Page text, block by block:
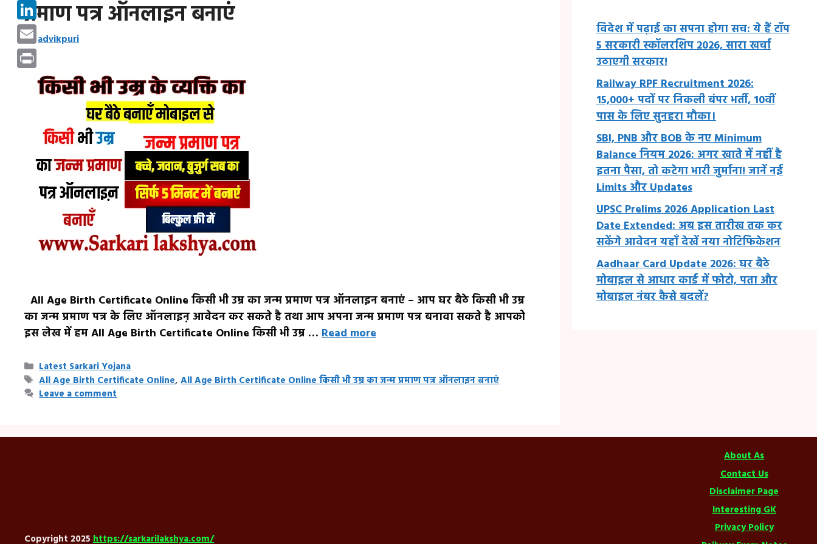
प्रमाण पत्र ऑनलाइन बनाएं
byadvikpuri
All Age Birth Certificate Online किसी भी उम्र का जन्म प्रमाण पत्र ऑनलाइन बनाएं – आप घर बैठे किसी भी उम्र
का जन्म प्रमाण पत्र के लिए ऑनलाइऩ आवेदन कर सकते है तथा आप अपना जन्म प्रमाण पत्र बनावा सकते है आपको
इस लेख में हम All Age Birth Certificate Online किसी भी उम्र … Read more
Categories
Latest Sarkari Yojana
Tags
All Age Birth Certificate Online,All Age Birth Certificate Online किसी भी उम्र का जन्म प्रमाण पत्र ऑनलाइन बनाएं
Leave a comment
विदेश में पढ़ाई का सपना होगा सच: ये हैं टॉप
5 सरकारी स्कॉलरशिप 2026, सारा खर्चा
उठाएगी सरकार!
Railway RPF Recruitment 2026:
15,000+ पदों पर निकली बंपर भर्ती, 10वीं
पास के लिए सुनहरा मौका।
SBI, PNB और BOB के नए Minimum
Balance नियम 2026: अगर खाते में नहीं है
इतना पैसा, तो कटेगा भारी जुर्माना! जानें नई
Limits और Updates
UPSC Prelims 2026 Application Last
Date Extended: अब इस तारीख तक कर
सकेंगे आवेदन यहाँ देखें नया नोटिफिकेशन
Aadhaar Card Update 2026: घर बैठे
मोबाइल से आधार कार्ड में फोटो, पता और
मोबाइल नंबर कैसे बदलें?
About As
Contact Us
Disclaimer Page
Interesting GK
Privacy Policy
Copyright 2025 https://sarkarilakshya.com/
Pinterest
LinkedIn
Email
Print